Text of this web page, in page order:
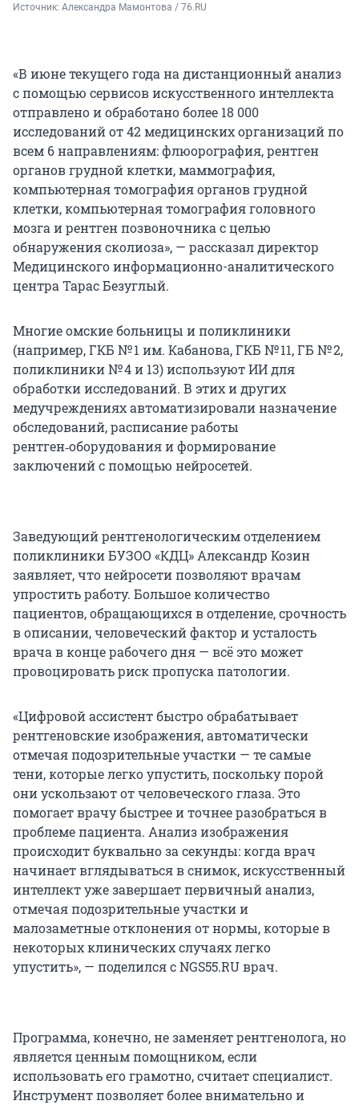
Источник: Александра Мамонтова / 76.RU
«В июне текущего года на дистанционный анализ
с помощью сервисов искусственного интеллекта
отправлено и обработано более 18 000
исследований от 42 медицинских организаций по
всем 6 направлениям: флюорография, рентген
органов грудной клетки, маммография,
компьютерная томография органов грудной
клетки, компьютерная томография головного
мозга и рентген позвоночника с целью
обнаружения сколиоза», — рассказал директор
Медицинского информационно-аналитического
центра Тарас Безуглый.
Многие омские больницы и поликлиники
(например, ГКБ № 1 им. Кабанова, ГКБ № 11,ГБ № 2,
поликлиники № 4 и 13) используют ИИ для
обработки исследований. В этих и других
медучреждениях автоматизировали назначение
обследований, расписание работы
рентген‑оборудования и формирование
заключений с помощью нейросетей.
Заведующий рентгенологическим отделением
поликлиники БУЗОО «КДЦ» Александр Козин
заявляет, что нейросети позволяют врачам
упростить работу. Большое количество
пациентов, обращающихся в отделение, срочность
в описании, человеческий фактор и усталость
врача в конце рабочего дня — всё это может
провоцировать риск пропуска патологии.
«Цифровой ассистент быстро обрабатывает
рентгеновские изображения, автоматически
отмечая подозрительные участки — те самые
тени, которые легко упустить, поскольку порой
они ускользают от человеческого глаза. Это
помогает врачу быстрее и точнее разобраться в
проблеме пациента. Анализ изображения
происходит буквально за секунды: когда врач
начинает вглядываться в снимок, искусственный
интеллект уже завершает первичный анализ,
отмечая подозрительные участки и
малозаметные отклонения от нормы, которые в
некоторых клинических случаях легко
упустить», — поделился с NGS55.RU врач.
Программа, конечно, не заменяет рентгенолога, но
является ценным помощником, если
использовать его грамотно, считает специалист.
Инструмент позволяет более внимательно и